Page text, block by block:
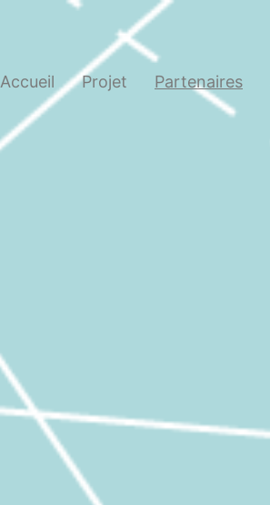
Accueil Projet Partenaires